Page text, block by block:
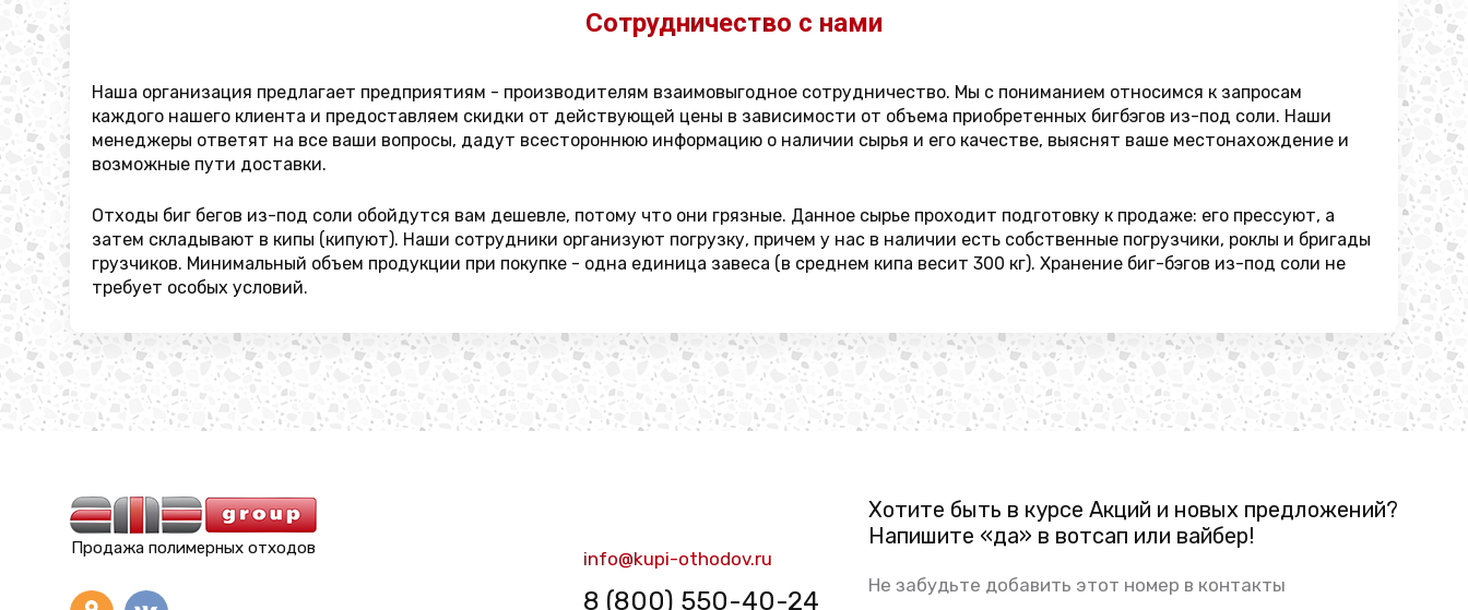
Сотрудничество с нами
Наша организация предлагает предприятиям - производителям взаимовыгодное сотрудничество. Мы с пониманием относимся к запросам
каждого нашего клиента и предоставляем скидки от действующей цены в зависимости от объема приобретенных бигбэгов из-под соли. Наши
менеджеры ответят на все ваши вопросы, дадут всестороннюю информацию о наличии сырья и его качестве, выяснят ваше местонахождение и
возможные пути доставки.
Отходы биг бегов из-под соли обойдутся вам дешевле, потому что они грязные. Данное сырье проходит подготовку к продаже: его прессуют, а
затем складывают в кипы (кипуют). Наши сотрудники организуют погрузку, причем у нас в наличии есть собственные погрузчики, роклы и бригады
грузчиков. Минимальный объем продукции при покупке - одна единица завеса (в среднем кипа весит 300 кг). Хранение биг-бэгов из-под соли не
требует особых условий.
Продажа полимерных отходов info@kupi-othodov.ru
8 (800) 550-40-24
Хотите быть в курсе Акций и новых предложений?
Напишите «да» в вотсап или вайбер!
Не забудьте добавить этот номер в контакты